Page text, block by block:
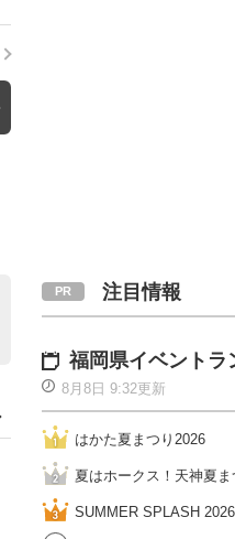
注目情報
福岡県イベントラ
8月8日 9:32更新
はかた夏まつり2026
夏はホークス！天神夏ま
SUMMER SPLASH 2026